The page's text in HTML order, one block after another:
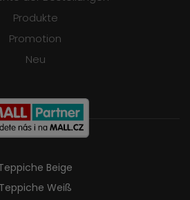
Produkte
Promotion
Neu
Beige
Teppiche Weiß